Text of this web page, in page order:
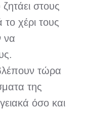
στους
χέρι τους
να
τώρα
της
όσο και